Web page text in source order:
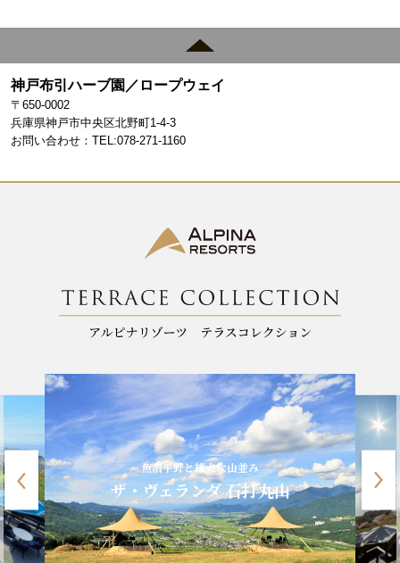
e
k
gr
神戸布引ハーブ園／ロープウェイ
〒650-0002
兵庫県神戸市中央区北野町1-4-3
お問い合わせ：TEL:078-271-1160
魚沼平野と雄大な山並み
ザ・ヴェランダ 石打丸山